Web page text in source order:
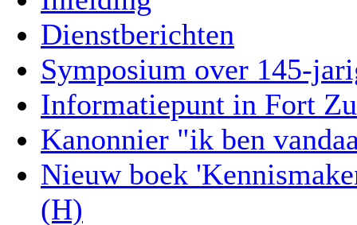
Dienstberichten
Symposium over 145-
Informatiepunt in Fort
Kanonnier "ik ben
Nieuw boek
(H)